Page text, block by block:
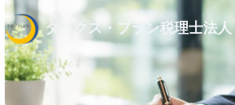
タックス・プラン税理士法人